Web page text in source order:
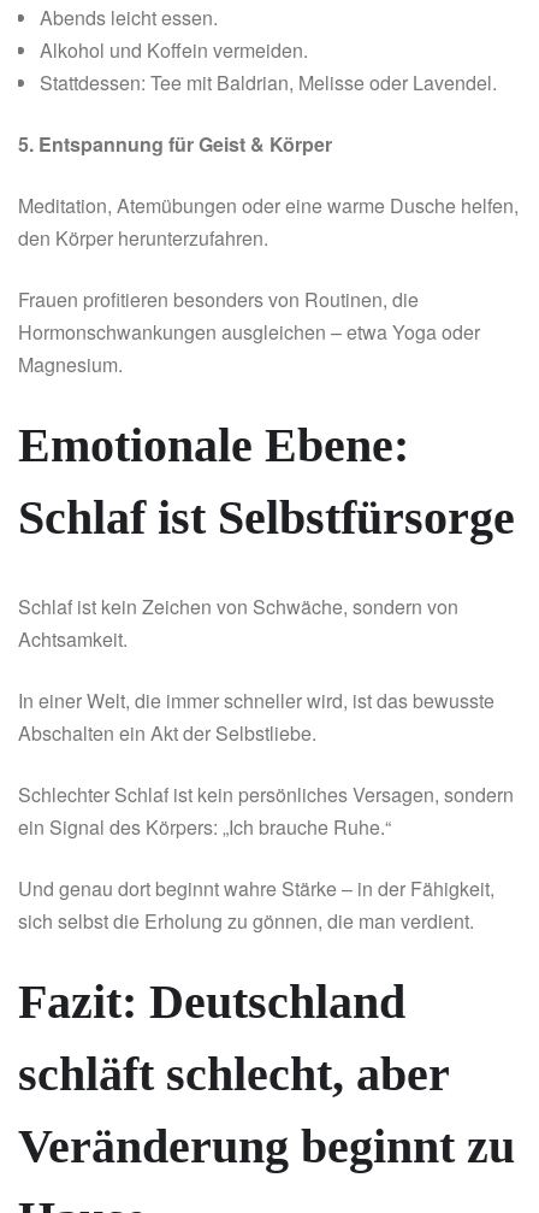
Abends leicht essen.
Alkohol und Koffein vermeiden.
Stattdessen: Tee mit Baldrian, Melisse oder Lavendel.
5. Entspannung für Geist & Körper
Meditation, Atemübungen oder eine warme Dusche helfen,
den Körper herunterzufahren.
Frauen profitieren besonders von Routinen, die
Hormonschwankungen ausgleichen – etwa Yoga oder
Magnesium.
Emotionale Ebene:
Schlaf ist Selbstfürsorge
Schlaf ist kein Zeichen von Schwäche, sondern von
Achtsamkeit.
In einer Welt, die immer schneller wird, ist das bewusste
Abschalten ein Akt der Selbstliebe.
Schlechter Schlaf ist kein persönliches Versagen, sondern
ein Signal des Körpers: „Ich brauche Ruhe.“
Und genau dort beginnt wahre Stärke – in der Fähigkeit,
sich selbst die Erholung zu gönnen, die man verdient.
Fazit: Deutschland
schläft schlecht, aber
Veränderung beginnt zu